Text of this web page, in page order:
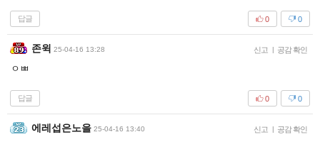
답글 0
0
존윅 25-04-16 13:28 신고 | 공감 확인
ㅇㅃ
답글 0
0
에레섭은노을 25-04-16 13:40 신고 | 공감 확인